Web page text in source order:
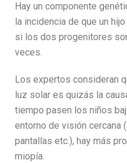
Hay un componente
la incidencia de que un
si los dos progenitores
veces.
Los expertos consideran
luz solar es quizás la
tiempo pasen los niños
entorno de visión cercana
pantallas etc.), hay más
miopía.